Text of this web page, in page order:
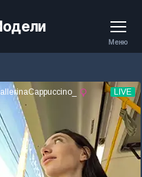
Меню